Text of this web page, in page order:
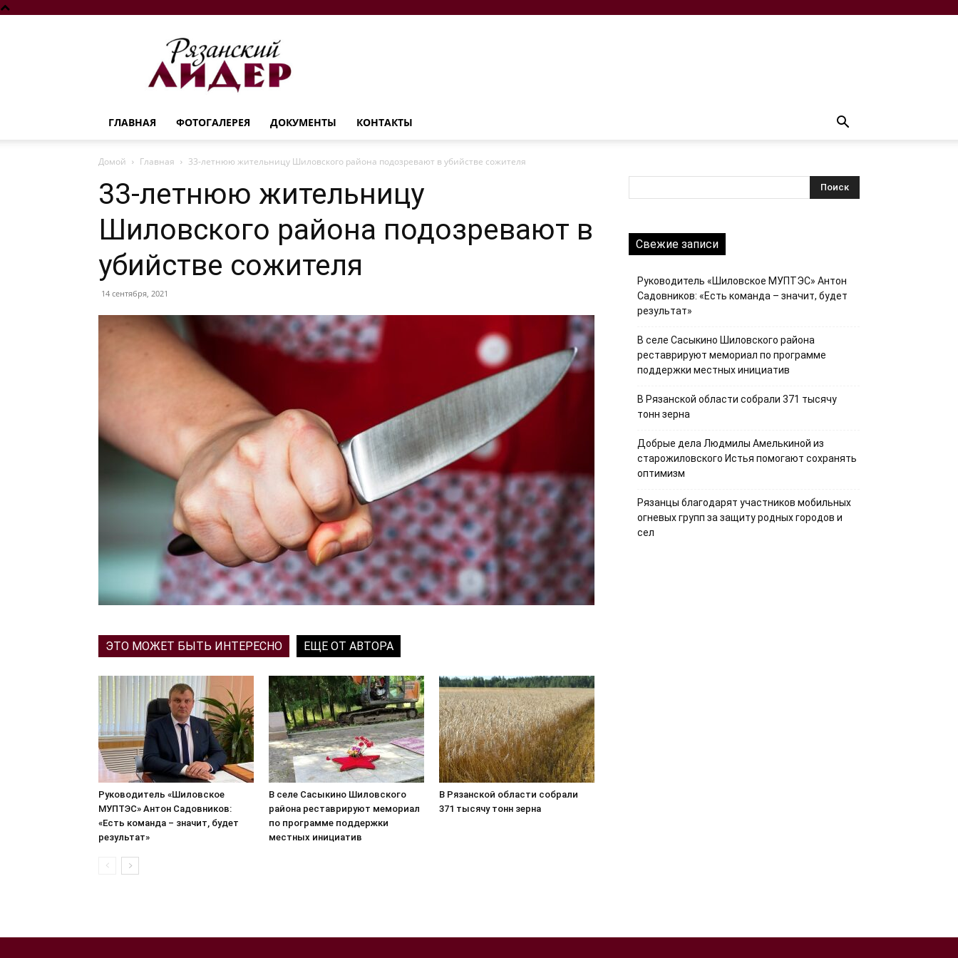
Рязанский
лидер
ГЛАВНАЯ ФОТОГАЛЕРЕЯ ДОКУМЕНТЫ КОНТАКТЫ
Домой Главная 33-летнюю жительницу Шиловского района подозревают в убийстве сожителя
33-летнюю жительницу
Шиловского района подозревают в
убийстве сожителя
14 сентября, 2021
ЭТО МОЖЕТ БЫТЬ ИНТЕРЕСНО ЕЩЕ ОТ АВТОРА
Руководитель «Шиловское
МУПТЭС» Антон Садовников:
«Есть команда – значит, будет
результат»
В селе Сасыкино Шиловского
района реставрируют мемориал
по программе поддержки
местных инициатив
В Рязанской области собрали
371 тысячу тонн зерна
Свежие записи
Руководитель «Шиловское МУПТЭС» Антон
Садовников: «Есть команда – значит, будет
результат»
В селе Сасыкино Шиловского района
реставрируют мемориал по программе
поддержки местных инициатив
В Рязанской области собрали 371 тысячу
тонн зерна
Добрые дела Людмилы Амелькиной из
старожиловского Истья помогают сохранять
оптимизм
Рязанцы благодарят участников мобильных
огневых групп за защиту родных городов и
сел